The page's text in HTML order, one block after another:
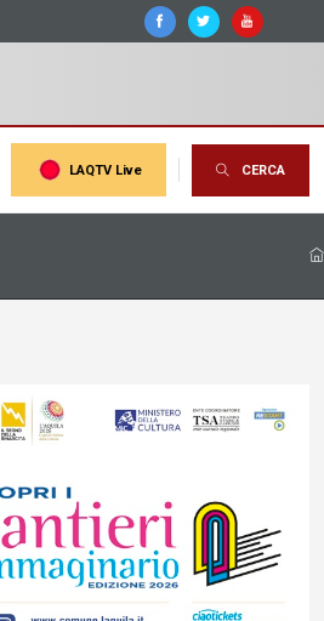
LAQTV Live CERCA